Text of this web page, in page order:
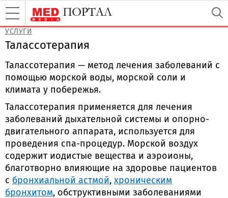
УСЛУГИ
Талассотерапия
Талассотерапия — метод лечения заболеваний с
помощью морской воды, морской соли и
климата у побережья.
Талассотерапия применяется для лечения
заболеваний дыхательной системы и опорно-
двигательного аппарата, используется для
проведения спа-процедур. Морской воздух
содержит иодистые вещества и аэроионы,
благотворно влияющие на здоровье пациентов
с бронхиальной астмой, хроническим
бронхитом, обструктивными заболеваниями